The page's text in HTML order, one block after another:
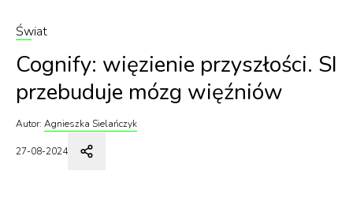
Świat
Cognify: więzienie przyszłości. SI
przebuduje mózg więźniów
Autor: Agnieszka Sielańczyk
27-08-2024